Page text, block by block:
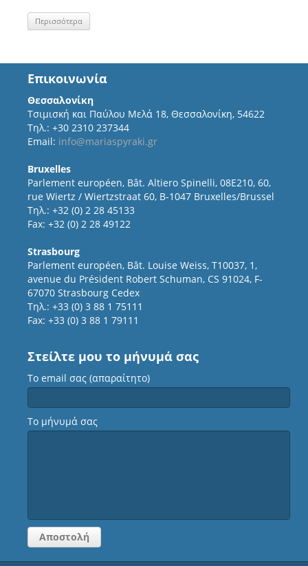
Περισσότερα
Επικοινωνία
Θεσσαλονίκη
Τσιμισκή και Παύλου Μελά 18, Θεσσαλονίκη, 54622
Τηλ.: +30 2310 237344
Email: info@mariaspyraki.gr
Bruxelles
Parlement européen, Bât. Altiero Spinelli, 08E210, 60,
rue Wiertz / Wiertzstraat 60, B-1047 Bruxelles/Brussel
Τηλ.: +32 (0) 2 28 45133
Fax: +32 (0) 2 28 49122
Strasbourg
Parlement européen, Bât. Louise Weiss, T10037, 1,
avenue du Président Robert Schuman, CS 91024, F-
67070 Strasbourg Cedex
Τηλ.: +33 (0) 3 88 1 75111
Fax: +33 (0) 3 88 1 79111
Στείλτε μου το μήνυμά σας
Το email σας (απαραίτητο)
Το μήνυμά σας